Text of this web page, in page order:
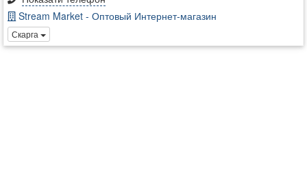
Stream Market - Оптовый Интернет-магазин
Скарга